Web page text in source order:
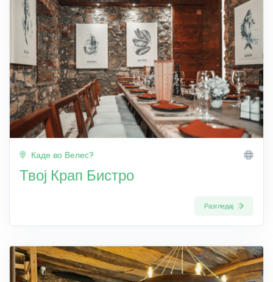
Каде во Велес?
Твој Крап Бистро
Разгледај